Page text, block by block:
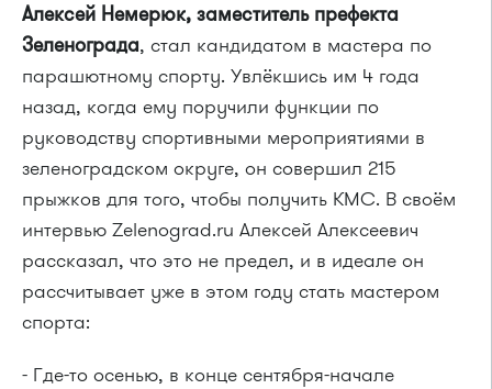
Алексей Немерюк, заместитель префекта
Зеленограда, стал кандидатом в мастера по
парашютному спорту. Увлёкшись им 4 года
назад, когда ему поручили функции по
руководству спортивными мероприятиями в
зеленоградском округе, он совершил 215
прыжков для того, чтобы получить КМС. В своём
интервью Zelenograd.ru Алексей Алексеевич
рассказал, что это не предел, и в идеале он
рассчитывает уже в этом году стать мастером
спорта:
- Где-то осенью, в конце сентября-начале